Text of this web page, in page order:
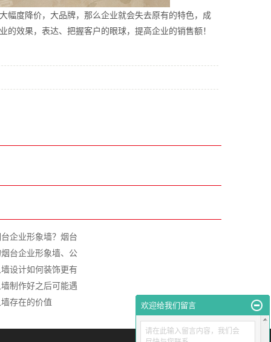
幅度降价，大品牌，那么企业就会失去原有的特色，成
效果，表达、把握客户的眼球，提高企业的销售额！
企业形象墙？烟台
台企业形象墙、公
设计如何装饰更有
制作好之后可能遇
存在的价值
欢迎给我们留言
请在此输入留言内容，我们会